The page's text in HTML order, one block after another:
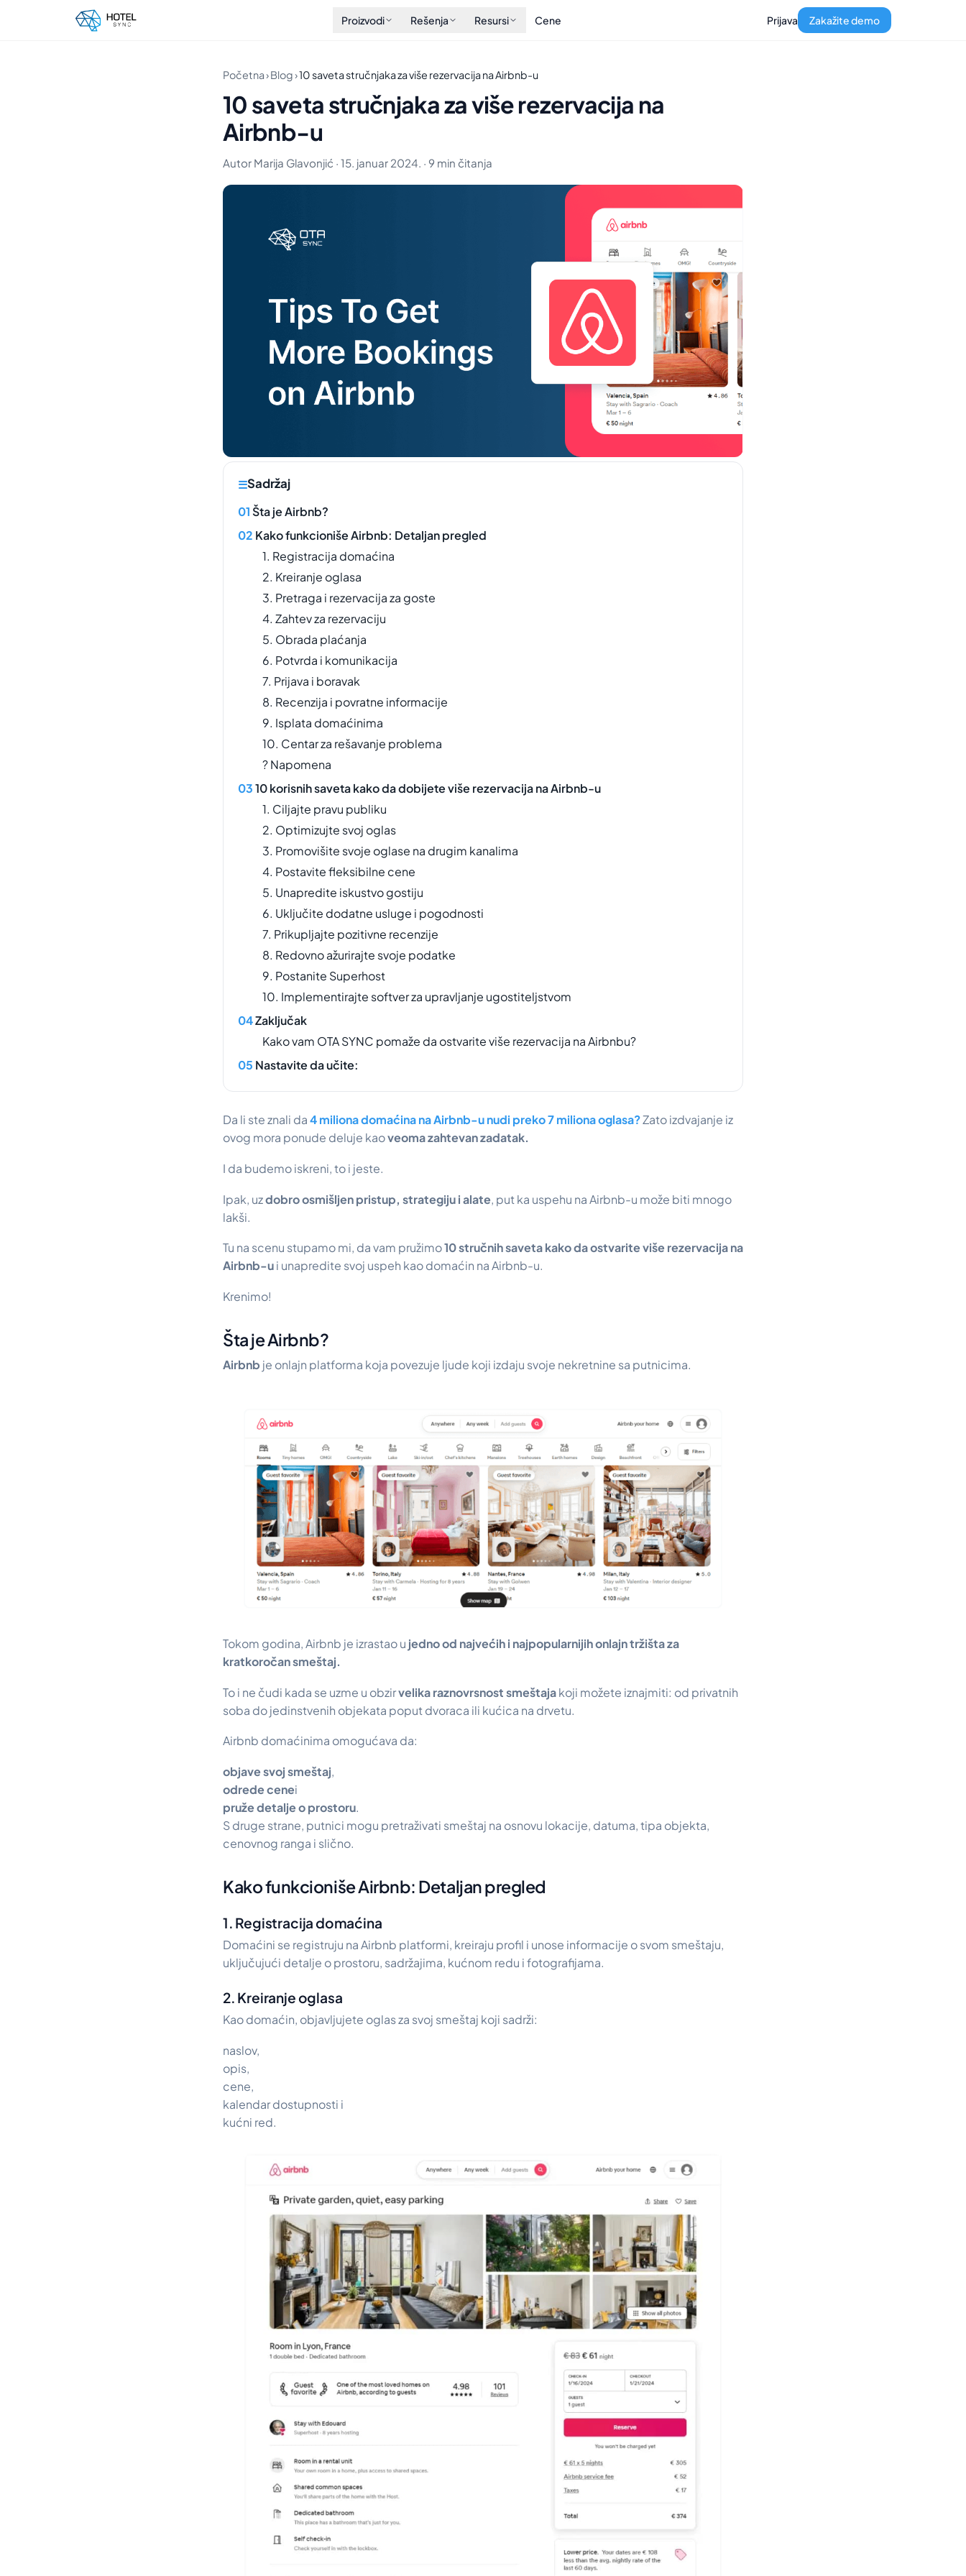
Proizvodi Rešenja Resursi Cene Prijava Zakažite demo
Početna›Blog›10 saveta stručnjaka za više rezervacija na Airbnb-u
10 saveta stručnjaka za više rezervacija na
Airbnb-u
Autor Marija Glavonjić · 15. januar 2024. · 9 min čitanja
Sadržaj
Šta je Airbnb?
Kako funkcioniše Airbnb: Detaljan pregled
1. Registracija domaćina
2. Kreiranje oglasa
3. Pretraga i rezervacija za goste
4. Zahtev za rezervaciju
5. Obrada plaćanja
6. Potvrda i komunikacija
7. Prijava i boravak
8. Recenzija i povratne informacije
9. Isplata domaćinima
10. Centar za rešavanje problema
? Napomena
10 korisnih saveta kako da dobijete više rezervacija na Airbnb-u
1. Ciljajte pravu publiku
2. Optimizujte svoj oglas
3. Promovišite svoje oglase na drugim kanalima
4. Postavite fleksibilne cene
5. Unapredite iskustvo gostiju
6. Uključite dodatne usluge i pogodnosti
7. Prikupljajte pozitivne recenzije
8. Redovno ažurirajte svoje podatke
9. Postanite Superhost
10. Implementirajte softver za upravljanje ugostiteljstvom
Zaključak
Kako vam OTA SYNC pomaže da ostvarite više rezervacija na Airbnbu?
Nastavite da učite:
Da li ste znali da4 miliona domaćina na Airbnb-u nudi preko 7 miliona oglasa?Zato izdvajanje iz
ovog mora ponude deluje kaoveoma zahtevan zadatak.
I da budemo iskreni, to i jeste.
Ipak, uzdobro osmišljen pristup, strategiju i alate, put ka uspehu na Airbnb-u može biti mnogo
lakši.
Tu na scenu stupamo mi, da vam pružimo10 stručnih saveta kako da ostvarite više rezervacija na
Airbnb-ui unapredite svoj uspeh kao domaćin na Airbnb-u.
Krenimo!
Šta je Airbnb?
Airbnb je onlajn platforma koja povezuje ljude koji izdaju svoje nekretnine sa putnicima.
Tokom godina, Airbnb je izrastao u jedno od najvećih i najpopularnijih onlajn tržišta za
kratkoročan smeštaj.
To i ne čudi kada se uzme u obzirvelika raznovrsnost smeštajakoji možete iznajmiti: od privatnih
soba do jedinstvenih objekata poput dvoraca ili kućica na drvetu.
Airbnb domaćinima omogućava da:
objave svoj smeštaj,
odrede cenei
pruže detalje o prostoru.
S druge strane, putnici mogu pretraživati smeštaj na osnovu lokacije, datuma, tipa objekta,
cenovnog ranga i slično.
Kako funkcioniše Airbnb: Detaljan pregled
1. Registracija domaćina
Domaćini se registruju na Airbnb platformi, kreiraju profil i unose informacije o svom smeštaju,
uključujući detalje o prostoru, sadržajima, kućnom redu i fotografijama.
2. Kreiranje oglasa
Kao domaćin, objavljujete oglas za svoj smeštaj koji sadrži:
naslov,
opis,
cene,
kalendar dostupnosti i
kućni red.